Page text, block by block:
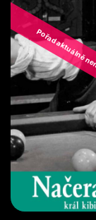
Pořad